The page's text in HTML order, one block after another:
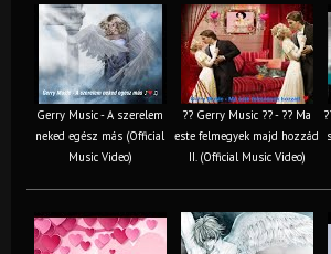
Gerry Music - A szerelem
neked egész más (Official
Music Video)
?? Gerry Music ?? - ?? Ma
este felmegyek majd hozzád
II. (Official Music Video)